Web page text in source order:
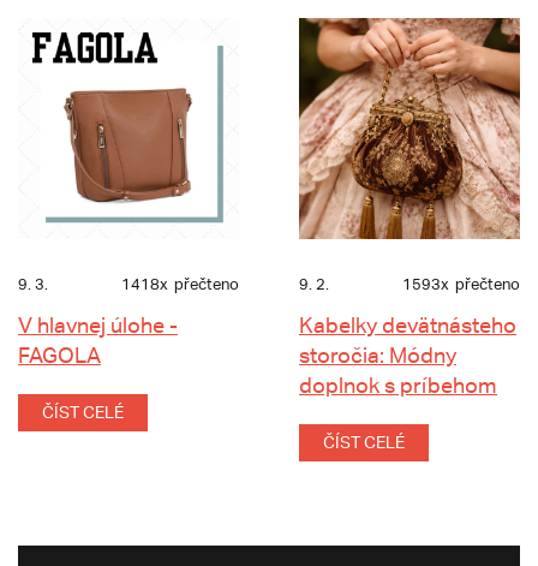
9. 3. 1418x přečteno
V hlavnej úlohe -
FAGOLA
ČÍST CELÉ
9. 2. 1593x přečteno
Kabelky devätnásteho
storočia: Módny
doplnok s príbehom
ČÍST CELÉ